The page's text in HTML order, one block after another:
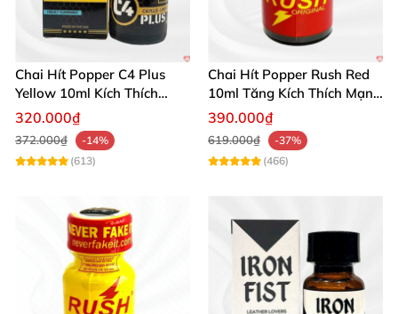
Chai Hít Popper C4 Plus
Yellow 10ml Kích Thích
Mạnh Mẽ
320.000₫
372.000₫
-14%
(613)
Chai Hít Popper Rush Red
10ml Tăng Kích Thích Mạnh
Mẽ
390.000₫
619.000₫
-37%
(466)